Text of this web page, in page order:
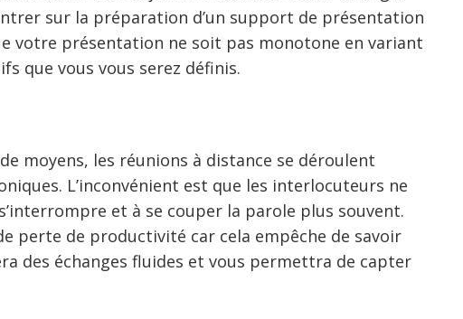
sur la préparation d’un support de présentation
votre présentation ne soit pas monotone en variant
que vous vous serez définis.
moyens, les réunions à distance se déroulent
L’inconvénient est que les interlocuteurs ne
et à se couper la parole plus souvent.
perte de productivité car cela empêche de savoir
des échanges fluides et vous permettra de capter